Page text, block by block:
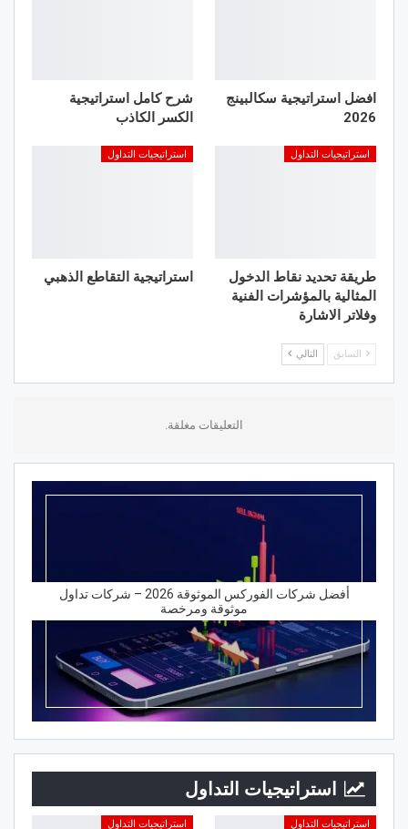
افضل استراتيجية سكالبينج
2026
شرح كامل استراتيجية
الكسر الكاذب
استراتيجيات التداول
طريقة تحديد نقاط الدخول
المثالية بالمؤشرات الفنية
وفلاتر الاشارة
استراتيجيات التداول
استراتيجية التقاطع الذهبي
السابق التالي
التعليقات مغلقة.
أفضل شركات الفوركس الموثوقة 2026 – شركات تداول
موثوقة ومرخصة
استراتيجيات التداول
استراتيجيات التداول استراتيجيات التداول